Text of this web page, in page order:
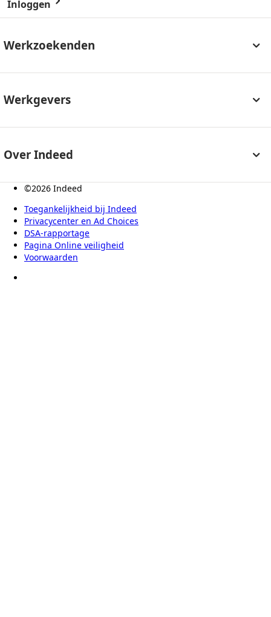
Inloggen
Werkzoekenden
Vacatures zoeken
Werkgevers
Indeed Events
Over Indeed
Over Indeed
Cookies
©2026 Indeed
Toegankelijkheid bij Indeed
Privacycenter en Ad Choices
DSA-rapportage
Pagina Online veiligheid
Voorwaarden